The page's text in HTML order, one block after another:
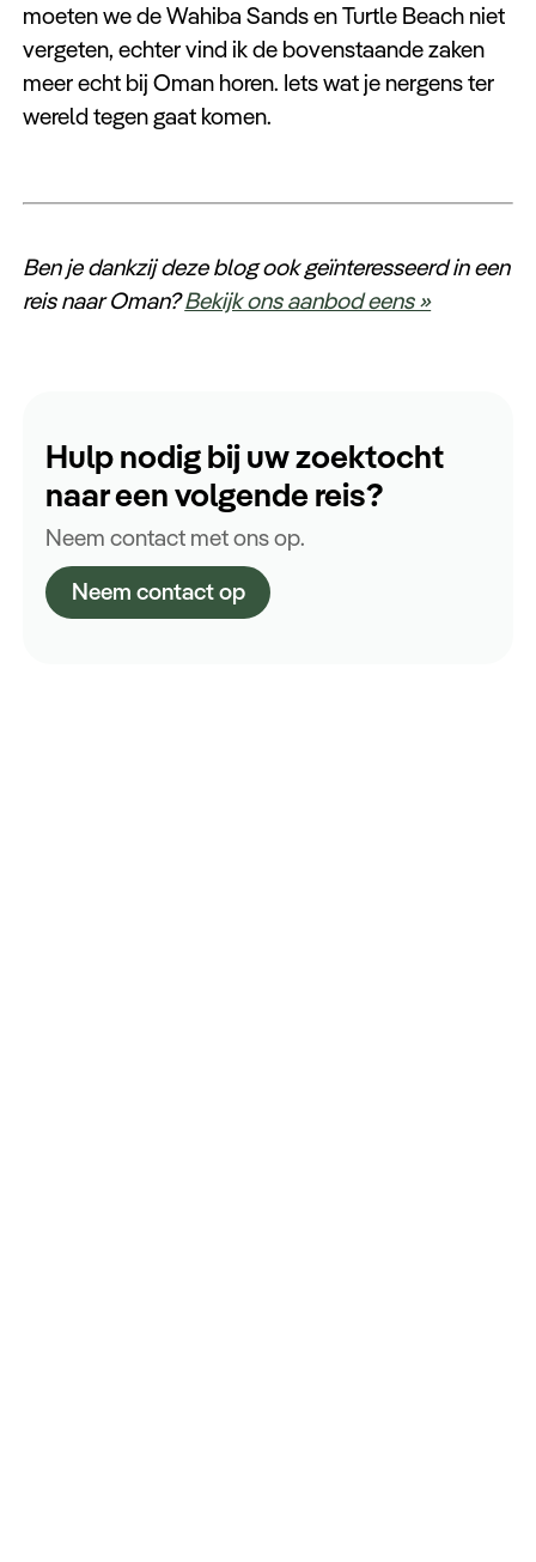
moeten we de Wahiba Sands en Turtle Beach niet
vergeten, echter vind ik de bovenstaande zaken
meer echt bij Oman horen. Iets wat je nergens ter
wereld tegen gaat komen.
Ben je dankzij deze blog ook geïnteresseerd in een
reis naar Oman?Bekijk ons aanbod eens »
Hulp nodig bij uw zoektocht
naar een volgende reis?
Neem contact met ons op.
Neem contact op